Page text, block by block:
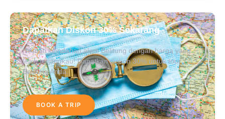
Dapatkan Diskon 30% Sekarang
Nikmati keindahan alam Belitung dengan harga yang
lebih terjangkau! Dapatkan diskon 30% untuk tour
Belitung Anda.
BOOK A TRIP